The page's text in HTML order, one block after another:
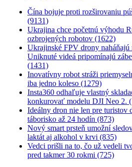
Čína bojuje proti rozširovaniu
(9131)
Ukrajina chce početnú výhodu
ozbrojených robotov (1622)
Ukrajinské FPV drony naháňajú
Uniknuté videá pripomínajú
(1431)
Inovatívny robot stráži
iba jedno koleso (1279)
Insta360 odhaľuje vlastný
konkurovať modelu DJI Neo 2.
Ideálny dron nie len pre turistov
táborisko až 24 hodín (873)
Nový smart prsteň umožní
laktát aj alkohol v krvi (835)
Vedci prišli na to, čo už vedeli
pred takmer 30 rokmi (725)